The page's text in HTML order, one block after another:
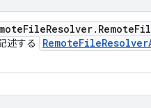
FileResolver. Remote
述する
RemoteFileResolver